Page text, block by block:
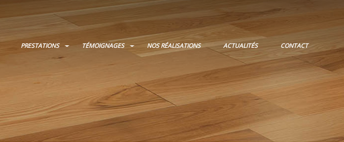
PRESTATIONS TÉMOIGNAGES NOS RÉALISATIONS ACTUALITÉS CONTACT